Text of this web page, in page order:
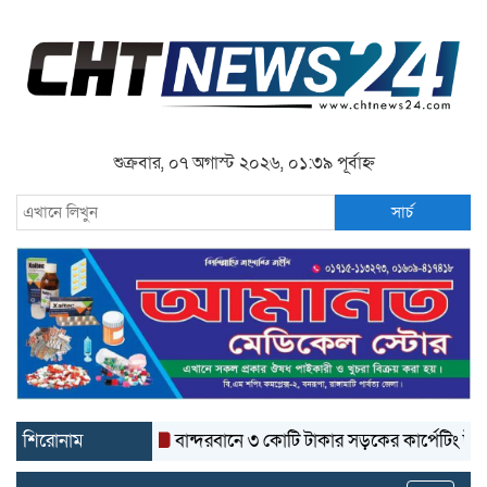
শুক্রবার, ০৭ অগাস্ট ২০২৬, ০১:৩৯ পূর্বাহ্ন
সার্চ
শিরোনাম বান্দরবানে ৩ কোটি টাকার সড়কের কার্পেটিং উঠে যাচ্ছে